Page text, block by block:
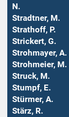
N.
Stradtner, M.
Strathoff, P.
Strickert, G.
Strohmayer, A.
Strohmeier, M.
Struck, M.
Stumpf, E.
Stürmer, A.
Stärz, R.